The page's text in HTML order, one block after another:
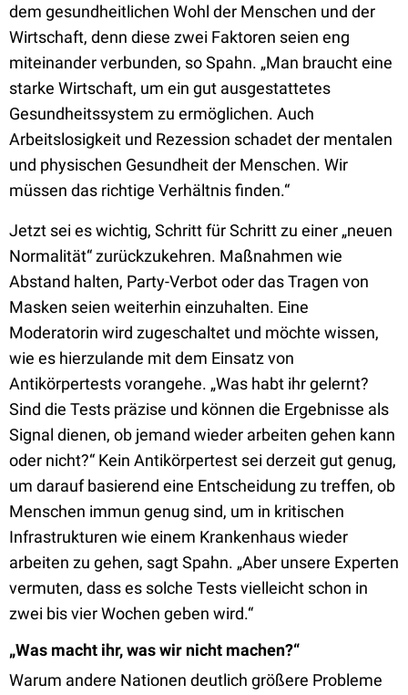
dem gesundheitlichen Wohl der Menschen und der
Wirtschaft, denn diese zwei Faktoren seien eng
miteinander verbunden, so Spahn. „Man braucht eine
starke Wirtschaft, um ein gut ausgestattetes
Gesundheitssystem zu ermöglichen. Auch
Arbeitslosigkeit und Rezession schadet der mentalen
und physischen Gesundheit der Menschen. Wir
müssen das richtige Verhältnis finden.“
Jetzt sei es wichtig, Schritt für Schritt zu einer „neuen
Normalität“ zurückzukehren. Maßnahmen wie
Abstand halten, Party-Verbot oder das Tragen von
Masken seien weiterhin einzuhalten. Eine
Moderatorin wird zugeschaltet und möchte wissen,
wie es hierzulande mit dem Einsatz von
Antikörpertests vorangehe. „Was habt ihr gelernt?
Sind die Tests präzise und können die Ergebnisse als
Signal dienen, ob jemand wieder arbeiten gehen kann
oder nicht?“ Kein Antikörpertest sei derzeit gut genug,
um darauf basierend eine Entscheidung zu treffen, ob
Menschen immun genug sind, um in kritischen
Infrastrukturen wie einem Krankenhaus wieder
arbeiten zu gehen, sagt Spahn. „Aber unsere Experten
vermuten, dass es solche Tests vielleicht schon in
zwei bis vier Wochen geben wird.“
„Was macht ihr, was wir nicht machen?“
Warum andere Nationen deutlich größere Probleme